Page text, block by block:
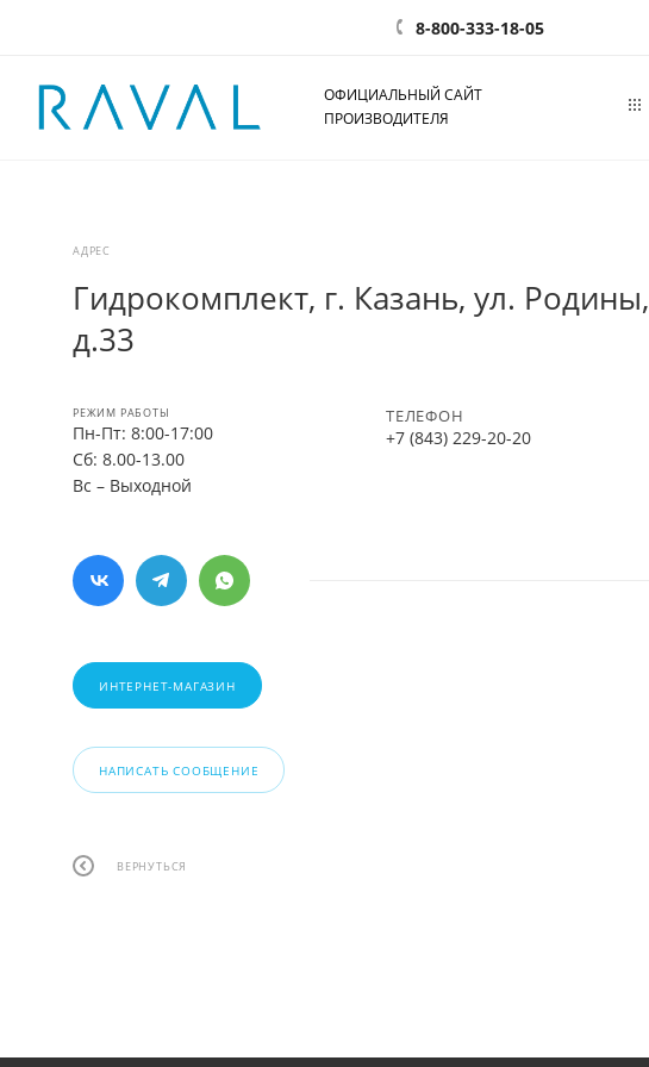
8-800-333-18-05
ОФИЦИАЛЬНЫЙ САЙТ
ПРОИЗВОДИТЕЛЯ
АДРЕС
Гидрокомплект, г. Казань, ул. Родины,
д.33
РЕЖИМ РАБОТЫ
Пн-Пт: 8:00-17:00
Сб: 8.00-13.00
Вс – Выходной
ТЕЛЕФОН
+7 (843) 229-20-20
ИНТЕРНЕТ-МАГАЗИН
НАПИСАТЬ СООБЩЕНИЕ
ВЕРНУТЬСЯ